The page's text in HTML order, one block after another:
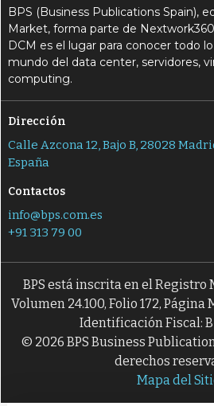
BPS (Business Publications Spain),
Market, forma parte de
DCM es el lugar para conocer todo
mundo del data center, servidores,
computing.
Dirección
Calle Azcona 12, Bajo B, 28028
España
Contactos
info@bps.com.es
+91 313 79 00
BPS está inscrita en el
Volumen 24.100, Folio 172,
Identificación Fiscal:
© 2026 BPS Business
derechos
Mapa del